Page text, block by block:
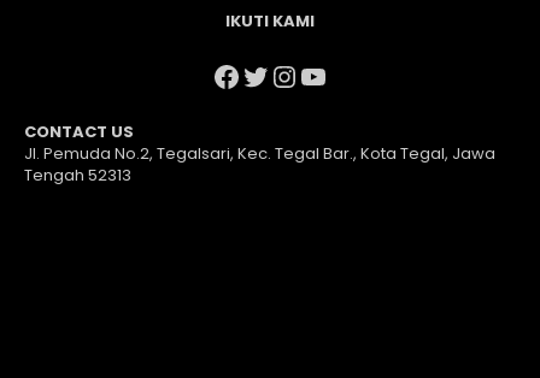
IKUTI KAMI
Facebook
Twitter
Instagram
YouTube
CONTACT US
Jl. Pemuda No.2, Tegalsari, Kec. Tegal Bar., Kota Tegal, Jawa
Tengah 52313